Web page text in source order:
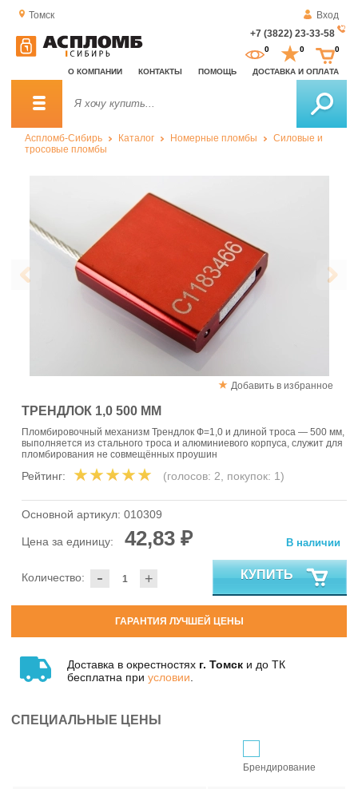
Томск
Вход
+7 (3822) 23-33-58
О КОМПАНИИ КОНТАКТЫ ПОМОЩЬ ДОСТАВКА И ОПЛАТА
0 0 0
Аспломб-Сибирь Каталог Номерные пломбы
Силовые и
тросовые пломбы
Добавить в избранное
ТРЕНДЛОК 1,0 500 ММ
Пломбировочный механизм Трендлок Ф=1,0 и длиной троса — 500 мм,
выполняется из стального троса и алюминиевого корпуса, служит для
пломбирования не совмещённых проушин
Рейтинг: (голосов: 2, покупок: 1)
Основной артикул: 010309
Цена за единицу: 42,83 ₽
- +
Количество:
В наличии
КУПИТЬ
ГАРАНТИЯ ЛУЧШЕЙ ЦЕНЫ
Доставка в окрестностях г. Томск и до ТК
бесплатна при условии
СПЕЦИАЛЬНЫЕ ЦЕНЫ
Брендирование